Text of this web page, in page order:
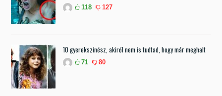
118 127
10 gyerekszínész, akiről nem is tudtad, hogy már meghalt
71 80